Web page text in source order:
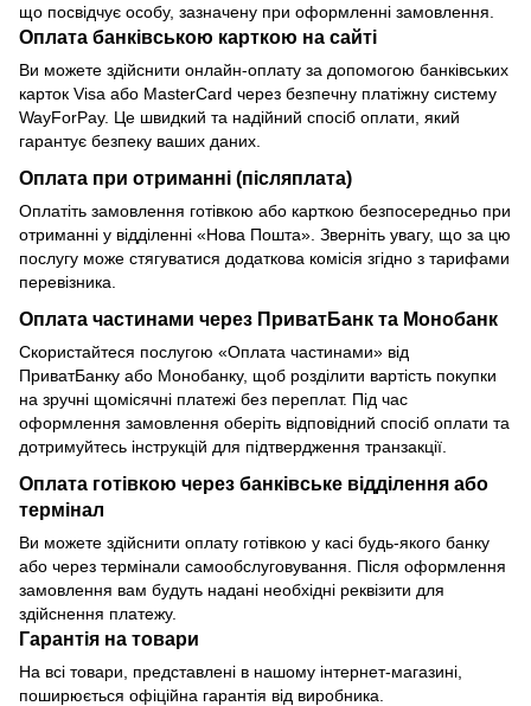
що посвідчує особу, зазначену при оформленні замовлення.
Оплата банківською карткою на сайті
Ви можете здійснити онлайн-оплату за допомогою банківських
карток Visa або MasterCard через безпечну платіжну систему
WayForPay. Це швидкий та надійний спосіб оплати, який
гарантує безпеку ваших даних.
Оплата при отриманні (післяплата)
Оплатіть замовлення готівкою або карткою безпосередньо при
отриманні у відділенні «Нова Пошта». Зверніть увагу, що за цю
послугу може стягуватися додаткова комісія згідно з тарифами
перевізника.
Оплата частинами через ПриватБанк та Монобанк
Скористайтеся послугою «Оплата частинами» від
ПриватБанку або Монобанку, щоб розділити вартість покупки
на зручні щомісячні платежі без переплат. Під час
оформлення замовлення оберіть відповідний спосіб оплати та
дотримуйтесь інструкцій для підтвердження транзакції.
Оплата готівкою через банківське відділення або
термінал
Ви можете здійснити оплату готівкою у касі будь-якого банку
або через термінали самообслуговування. Після оформлення
замовлення вам будуть надані необхідні реквізити для
здійснення платежу.
Гарантія на товари
На всі товари, представлені в нашому інтернет-магазині,
поширюється офіційна гарантія від виробника.